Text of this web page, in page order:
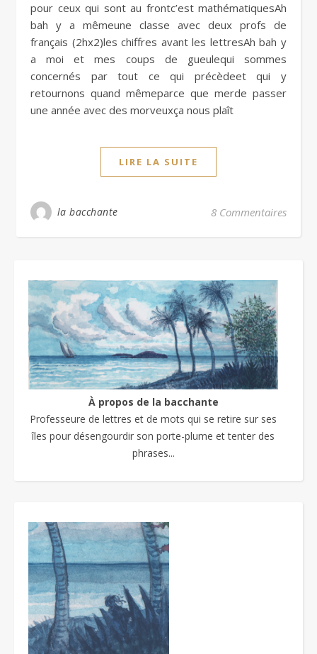
pour ceux qui sont au frontc’est mathématiquesAh
bah y a mêmeune classe avec deux profs de
français (2hx2)les chiffres avant les lettresAh bah y
a moi et mes coups de gueulequi sommes
concernés par tout ce qui précèdeet qui y
retournons quand mêmeparce que merde passer
une année avec des morveuxça nous plaît
LIRE LA SUITE
la bacchante 8 Commentaires
À propos de la bacchante
Professeure de lettres et de mots qui se retire sur ses
îles pour désengourdir son porte-plume et tenter des
phrases...